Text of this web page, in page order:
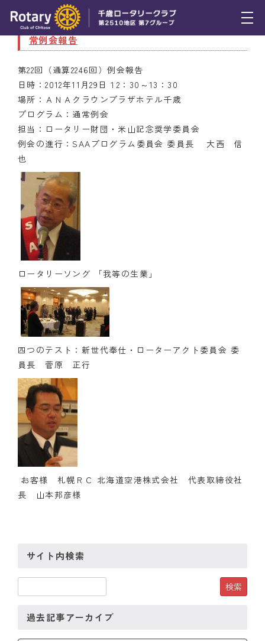
トピックス
例会報告
活動報告
理事会報告
スケジュール
年間プログラム
木曜会
組織図
クラブのあゆみ
クラブの歴史
歴代会長・幹事
案内
例会場・事務局の案内
リンク集
情報公開
入会のご案内
11月29日（木） 第２２回（通算２２４６回）通
常例会報告
第22回（通算2246回）例会報告
日時：2012年11月29日１2：30～13：30
場所：ＡＮＡクラウンプラザホテル千歳
プログラム：通常例会
担当：ロータリー財団・米山記念奨学委員会
例会の進行：SAAプログラム委員会 委員長 大西 信
也
ロータリーソング 「我等の生業」
四つのテスト：新世代奉仕・ローターアクト委員会 委
員長 菅原 正行
お客様 札幌ＲＣ 北海道空港株式会社 代表取締役社
長 山本邦彦様
サイト内検索
過去記事アーカイブ